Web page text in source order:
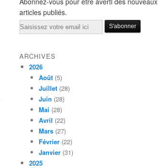
articles publiés.
Email
ARCHIVES
2026
Août (5)
Juillet (28)
Juin (28)
Mai (28)
Avril (22)
Mars (27)
Février (22)
Janvier (31)
2025